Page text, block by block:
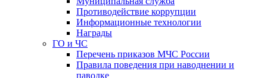
Противодействие коррупции
Информационные технологии
Награды
ГО и ЧС
Перечень приказов МЧС России
Правила поведения при наводнении и
паводке